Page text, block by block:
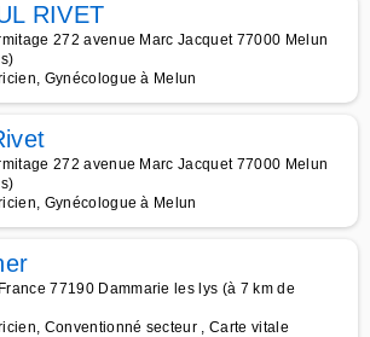
RIVET
272 avenue Marc Jacquet 77000 Melun
Gynécologue à Melun
272 avenue Marc Jacquet 77000 Melun
Gynécologue à Melun
77190 Dammarie les lys (à 7 km de
Conventionné secteur , Carte vitale